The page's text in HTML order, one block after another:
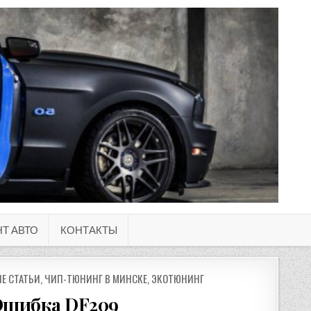
АВТО КОНТАКТЫ
СТАТЬИ, ЧИП-ТЮНИНГ В МИНСКЕ, ЭКОТЮНИНГ
DF209